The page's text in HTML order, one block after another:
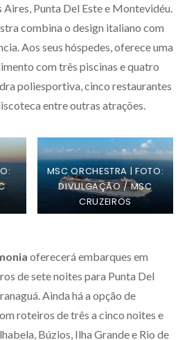
Punta Del Este e Montevidéu.
combina o design italiano com
Aos seus hóspedes, oferece uma
com três piscinas e quatro
poliesportiva, cinco restaurantes
entre outras atrações.
MSC ORCHESTRA | FOTO:
DIVULGAÇÃO / MSC
CRUZEIROS
oferecerá embarques em
de sete noites para Punta Del
Ainda há a opção de
roteiros de três a cinco noites e
Búzios, Ilha Grande e Rio de